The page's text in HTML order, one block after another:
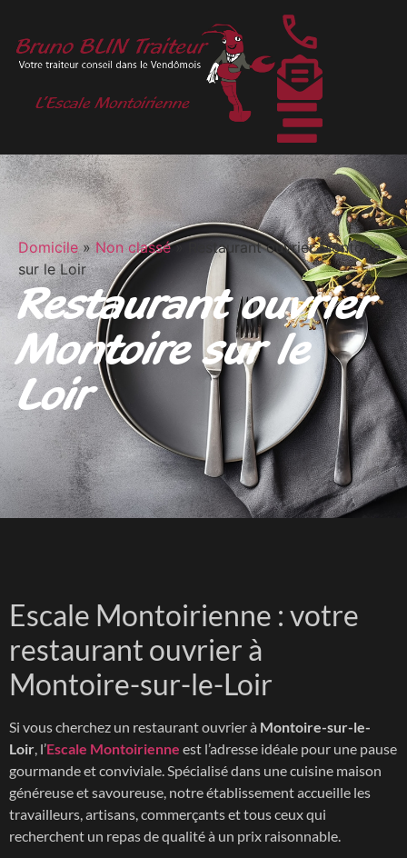
Domicile » Non classé »Restaurant ouvrier Montoire
sur le Loir
Restaurant ouvrier
Montoire sur le
Loir
Escale Montoirienne : votre
restaurant ouvrier à
Montoire-sur-le-Loir
Si vous cherchez un restaurant ouvrier à Montoire-sur-le-
Loir, l’Escale Montoirienne est l’adresse idéale pour une pause
gourmande et conviviale. Spécialisé dans une cuisine maison
généreuse et savoureuse, notre établissement accueille les
travailleurs, artisans, commerçants et tous ceux qui
recherchent un repas de qualité à un prix raisonnable.